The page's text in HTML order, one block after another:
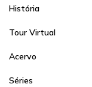
História
Tour Virtual
Acervo
Séries